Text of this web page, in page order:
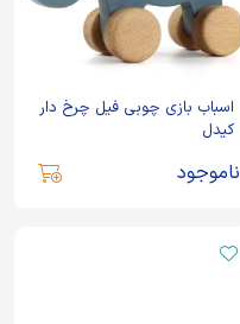
اسباب بازی چوبی فیل چرخ دار
کیدل
ناموجود